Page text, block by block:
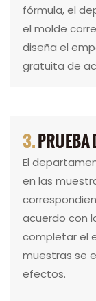
fórmula, el
el molde
diseña el
gratuita de
3.PRUEBA
El
en las
acuerdo con
completar el
muestras se
efectos.